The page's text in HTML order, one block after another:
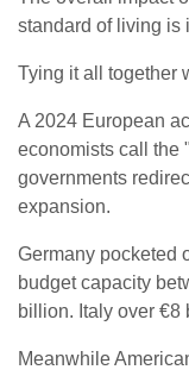
standard of living is
Tying it all together
A 2024 European
economists call the
governments
expansion.
Germany pocketed
budget capacity
billion. Italy over €8
Meanwhile